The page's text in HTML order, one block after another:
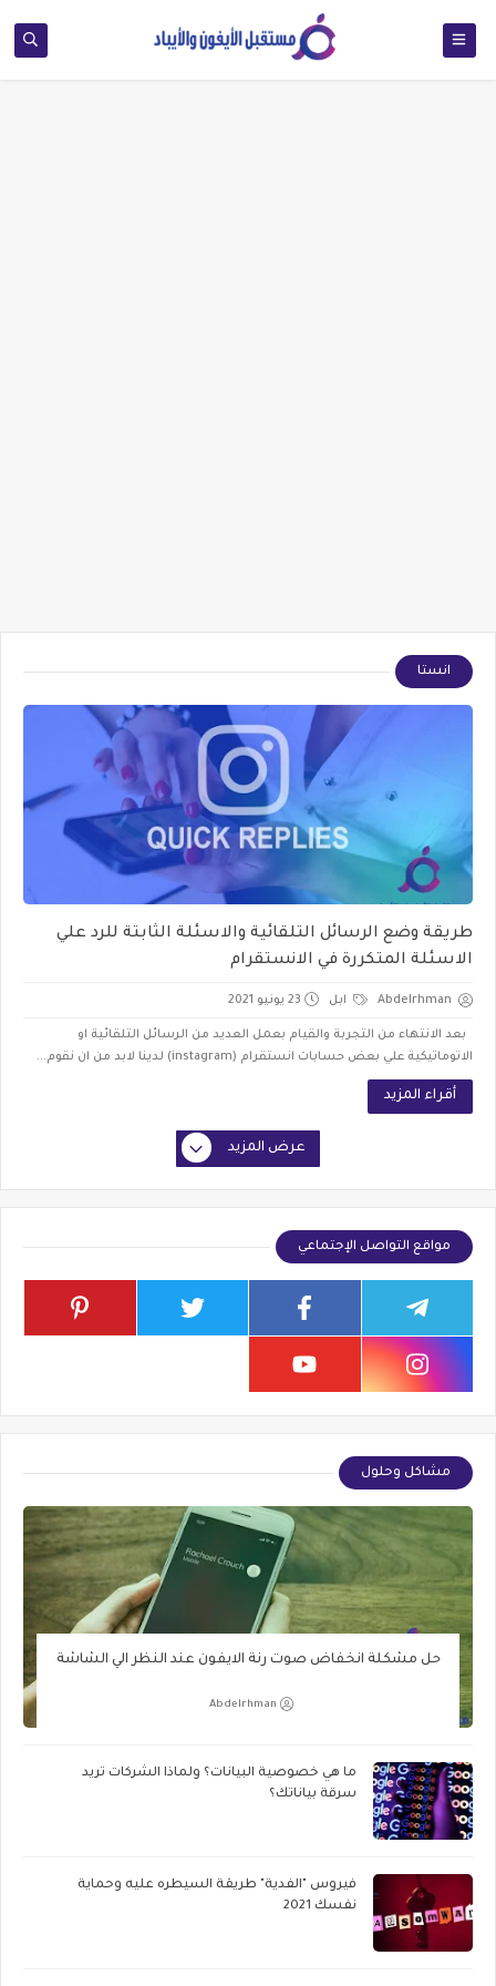
انستا
طريقة وضع الرسائل التلقائية والاسئلة الثابتة للرد علي
الاسئلة المتكررة في الانستقرام
Abdelrhman ابل 23 يونيو 2021
بعد الانتهاء من التجربة والقيام بعمل العديد من الرسائل التلقائية او
الاتوماتيكية علي بعض حسابات انستقرام (instagram) لدينا لابد من ان نقوم...
أقراء المزيد
عرض المزيد
مواقع التواصل الإجتماعي
مشاكل وحلول
حل مشكلة انخفاض صوت رنة الايفون عند النظر الي الشاشة
Abdelrhman
ما هي خصوصية البيانات؟ ولماذا الشركات تريد
سرقة بياناتك؟
فيروس "الفدية" طريقة السيطره عليه وحماية
نفسك 2021